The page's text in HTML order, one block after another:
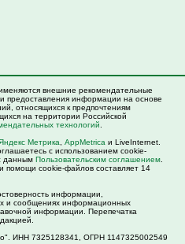
внешние рекомендательные
предоставления информации на основе
относящихся к предпочтениям
на территории Российской
технологий
Метрика AppMetrica и LiveInternet.
с использованием cookie-
данным Пользовательским соглашением
помощи cookie-файлов составляет 14
информации,
и сообщениях информационных
информации. Перепечатка
ИНН 7325128341, ОГРН 1147325002549